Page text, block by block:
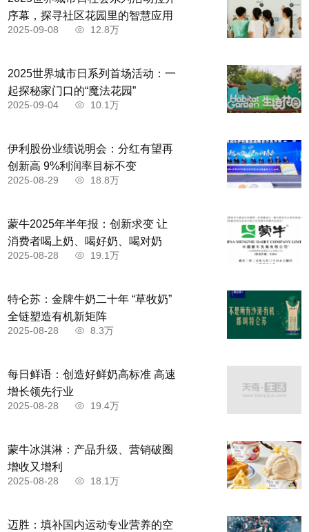
序幕，探寻社区花园里的智慧应用
2025-09-08 12.8万
2025世界城市日系列首场活动：一
起探秘家门口的“魔法花园”
2025-09-04 10.1万
伊利股份业绩说明会：分红有望再
创新高 9%利润率目标不变
2025-08-29 18.8万
蒙牛2025年半年报：创新求变 让
消费者喝上奶、喝好奶、喝对奶
2025-08-28 19.1万
特仑苏：金牌牛奶二十年 “草牧奶”
全链塑造有机新矩阵
2025-08-28 8.3万
每日鲜语：创造好鲜奶高标准 高速
增长领先行业
2025-08-28 19.4万
蒙牛冰淇淋：产品升级、营销破圈
增收又增利
2025-08-28 18.1万
迈胜：填补国内运动专业营养的空